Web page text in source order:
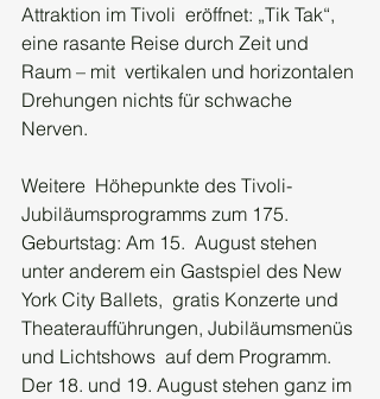
Attraktion im Tivoli  eröffnet: „Tik Tak“,
eine rasante Reise durch Zeit und
Raum – mit  vertikalen und horizontalen
Drehungen nichts für schwache
Nerven.
Weitere  Höhepunkte des Tivoli-
Jubiläumsprogramms zum 175.
Geburtstag: Am 15.  August stehen
unter anderem ein Gastspiel des New
York City Ballets,  gratis Konzerte und
Theateraufführungen, Jubiläumsmenüs
und Lichtshows  auf dem Programm.
Der 18. und 19. August stehen ganz im